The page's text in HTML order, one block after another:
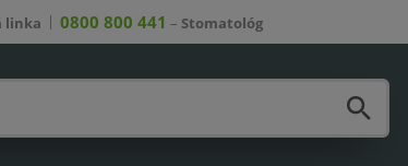
linka 0800 800 441 – Stomatológ